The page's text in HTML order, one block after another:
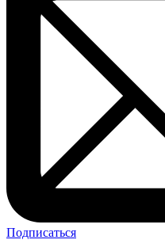
Подписаться